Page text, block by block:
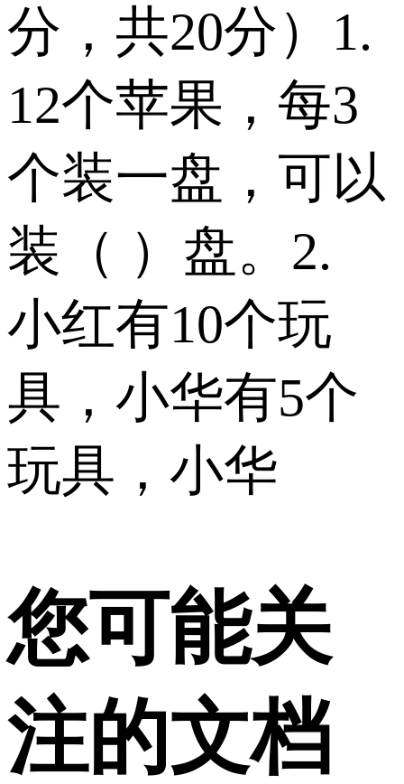
分，共20分） 1.
12个苹果，每3
个装一盘，可以
装（ ）盘。 2.
小红有10个玩
具，小华有5个
玩具，小华
您可能关
注的文档